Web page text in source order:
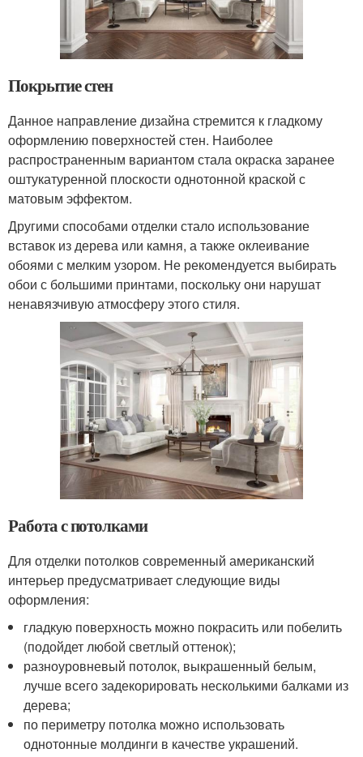
Покрытие стен
Данное направление дизайна стремится к гладкому
оформлению поверхностей стен. Наиболее
распространенным вариантом стала окраска заранее
оштукатуренной плоскости однотонной краской с
матовым эффектом.
Другими способами отделки стало использование
вставок из дерева или камня, а также оклеивание
обоями с мелким узором. Не рекомендуется выбирать
обои с большими принтами, поскольку они нарушат
ненавязчивую атмосферу этого стиля.
Работа с потолками
Для отделки потолков современный американский
интерьер предусматривает следующие виды
оформления:
гладкую поверхность можно покрасить или побелить
(подойдет любой светлый оттенок);
разноуровневый потолок, выкрашенный белым,
лучше всего задекорировать несколькими балками из
дерева;
по периметру потолка можно использовать
однотонные молдинги в качестве украшений.